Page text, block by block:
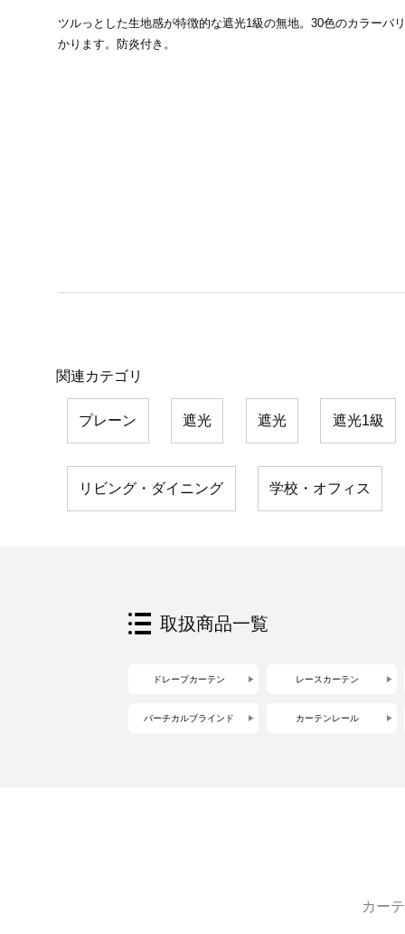
ツルっとした生地感が特徴的な遮光1級の無地。30色のカラーバ
かります。防炎付き。
関連カテゴリ
プレーン 遮光 遮光 遮光1級
リビング・ダイニング 学校・オフィス
取扱商品一覧
ドレープカーテン レースカーテン
バーチカルブラインド カーテンレール
カー